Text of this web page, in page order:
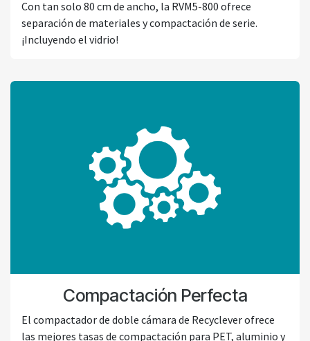
Con tan solo 80 cm de ancho, la RVM5-800 ofrece
separación de materiales y compactación de serie.
¡Incluyendo el vidrio!
Compactación Perfecta
El compactador de doble cámara de Recyclever ofrece
las mejores tasas de compactación para PET, aluminio y